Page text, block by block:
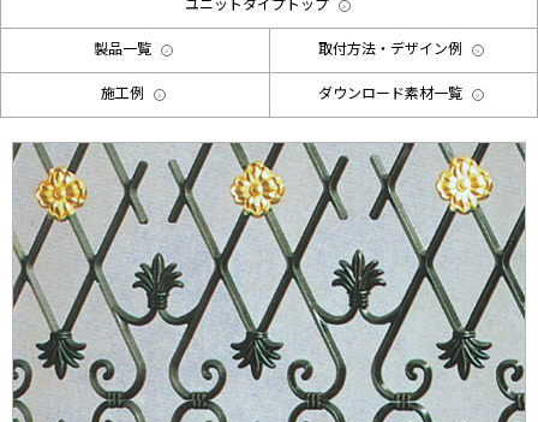
製品一覧 取付方法・デザイン例
施工例 ダウンロード素材一覧